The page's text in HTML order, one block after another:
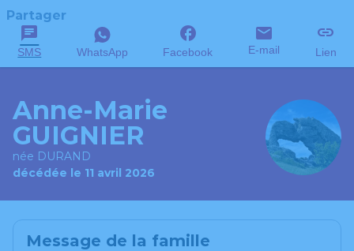
Partager
SMS WhatsApp Facebook E-mail Lien
Anne-Marie
GUIGNIER
née DURAND
décédée le 11 avril 2026
Message de la famille